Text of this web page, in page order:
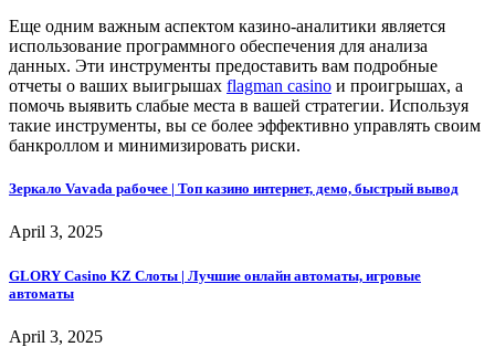
Еще одним важным аспектом казино-аналитики является
использование программного обеспечения для анализа
данных. Эти инструменты предоставить вам подробные
отчеты о ваших выигрышах flagman casino и проигрышах, а
помочь выявить слабые места в вашей стратегии. Используя
такие инструменты, вы се более эффективно управлять своим
банкроллом и минимизировать риски.
Зеркало Vavada рабочее | Топ казино интернет, демо, быстрый вывод
April 3, 2025
GLORY Casino KZ Слоты | Лучшие онлайн автоматы, игровые
автоматы
April 3, 2025